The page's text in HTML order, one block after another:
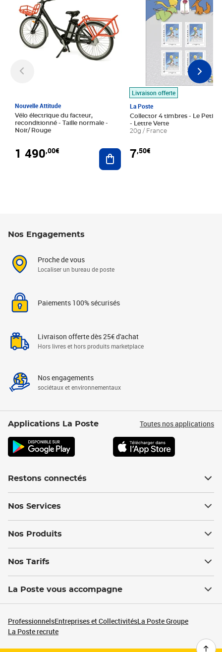
Nouvelle Attitude
Vélo électrique du facteur,
reconditionné - Taille normale -
Noir/ Rouge
1 490,00€ Ajouter au panier
Livraison offerte
La Poste
Collector 4 timbres - Le Petit
- Lettre Verte
20g / France
7,50€
Nos Engagements
Proche de vous
Localiser un bureau de poste
Paiements 100% sécurisés
Livraison offerte dès 25€ d'achat
Hors livres et hors produits marketplace
Nos engagements
sociétaux et environnementaux
Applications La Poste Toutes nos applications
Restons connectés
Nos Services
Nos Produits
Nos Tarifs
La Poste vous accompagne
ProfessionnelsEntreprises et CollectivitésLa Poste Groupe
La Poste recrute